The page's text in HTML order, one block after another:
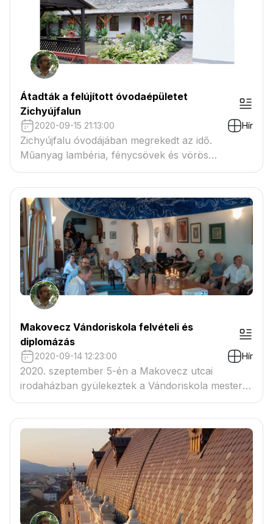
Átadták a felújított óvodaépületet
Zichyújfalun
2020-09-15 21:13:00 Hír
Zichyújfalu óvodájában megrekedt az idő.
Műanyag lambéria, fénycsövek és vörös
mettlachi. Egy jól előkészített pályázattal és
összefogással sikerült 30 év után felújítani az
óvoda belső terét.
Makovecz Vándoriskola felvételi és
diplomázás
2020-09-14 12:23:00 Hír
2020. szeptember 5-én a Makovecz utcai
irodaházban gyülekeztek a Vándoriskola mesterei
és vándorai. Az egész napos programot Csóka
Balázs építész mutatta be a www.orszagepito.net
felületén megjelent videóbeszámolóban.